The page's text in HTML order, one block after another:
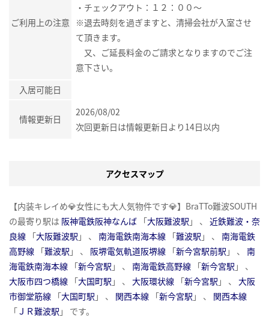
ご利用上の注意
・チェックアウト：１２：００～
※退去時刻を過ぎますと、清掃会社が入室させ
て頂きます。
又、ご延長料金のご請求となりますのでご注
意下さい。
入居可能日
情報更新日
2026/08/02
次回更新日は情報更新日より14日以内
アクセスマップ
【内装キレイめ💎女性にも大人気物件です💎】BraTTo難波SOUTH
の最寄り駅は 阪神電鉄阪神なんば 「大阪難波駅 」 、 近鉄難波・奈
良線 「大阪難波駅 」 、 南海電鉄南海本線 「難波駅 」 、 南海電鉄
高野線 「難波駅 」 、 阪堺電気軌道阪堺線 「新今宮駅前駅 」 、 南
海電鉄南海本線 「新今宮駅 」 、 南海電鉄高野線 「新今宮駅 」 、
大阪市四つ橋線 「大国町駅 」 、 大阪環状線 「新今宮駅 」 、 大阪
市御堂筋線 「大国町駅 」 、 関西本線 「新今宮駅 」 、 関西本線
「ＪＲ難波駅 」 です。